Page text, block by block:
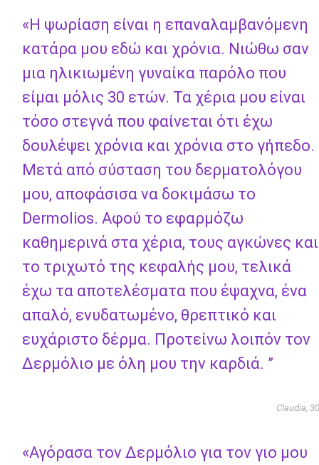
«Η ψωρίαση είναι η επαναλαμβανόμενη
κατάρα μου εδώ και χρόνια. Νιώθω σαν
μια ηλικιωμένη γυναίκα παρόλο που
είμαι μόλις 30 ετών. Τα χέρια μου είναι
τόσο στεγνά που φαίνεται ότι έχω
δουλέψει χρόνια και χρόνια στο γήπεδο.
Μετά από σύσταση του δερματολόγου
μου, αποφάσισα να δοκιμάσω το
Dermolios. Αφού το εφαρμόζω
καθημερινά στα χέρια, τους αγκώνες και
το τριχωτό της κεφαλής μου, τελικά
έχω τα αποτελέσματα που έψαχνα, ένα
απαλό, ενυδατωμένο, θρεπτικό και
ευχάριστο δέρμα. Προτείνω λοιπόν τον
Δερμόλιο με όλη μου την καρδιά. ”
Claudia, 30
«Αγόρασα τον Δερμόλιο για τον γιο μου